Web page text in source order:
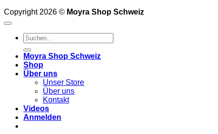
Copyright 2026 © Moyra Shop Schweiz
Suchen
nach:
Moyra Shop Schweiz
Shop
Über uns
Unser Store
Über uns
Kontakt
Videos
Anmelden